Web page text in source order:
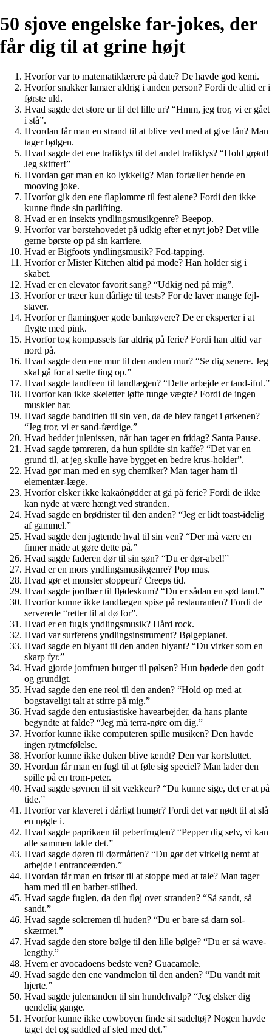
50 sjove engelske far-jokes, der
får dig til at grine højt
Hvorfor var to matematiklærere på date? De havde god kemi.
Hvorfor snakker lamaer aldrig i anden person? Fordi de altid er i
første uld.
Hvad sagde det store ur til det lille ur? “Hmm, jeg tror, vi er gået
i stå”.
Hvordan får man en strand til at blive ved med at give lån? Man
tager bølgen.
Hvad sagde det ene trafiklys til det andet trafiklys? “Hold grønt!
Jeg skifter!”
Hvordan gør man en ko lykkelig? Man fortæller hende en
mooving joke.
Hvorfor gik den ene flaplomme til fest alene? Fordi den ikke
kunne finde sin parlifting.
Hvad er en insekts yndlingsmusikgenre? Beepop.
Hvorfor var børstehovedet på udkig efter et nyt job? Det ville
gerne børste op på sin karriere.
Hvad er Bigfoots yndlingsmusik? Fod-tapping.
Hvorfor er Mister Kitchen altid på mode? Han holder sig i
skabet.
Hvad er en elevator favorit sang? “Udkig ned på mig”.
Hvorfor er træer kun dårlige til tests? For de laver mange fejl-
staver.
Hvorfor er flamingoer gode bankrøvere? De er eksperter i at
flygte med pink.
Hvorfor tog kompassets far aldrig på ferie? Fordi han altid var
nord på.
Hvad sagde den ene mur til den anden mur? “Se dig senere. Jeg
skal gå for at sætte ting op.”
Hvad sagde tandfeen til tandlægen? “Dette arbejde er tand-iful.”
Hvorfor kan ikke skeletter løfte tunge vægte? Fordi de ingen
muskler har.
Hvad sagde banditten til sin ven, da de blev fanget i ørkenen?
“Jeg tror, vi er sand-færdige.”
Hvad hedder julenissen, når han tager en fridag? Santa Pause.
Hvad sagde tømreren, da hun spildte sin kaffe? “Det var en
grund til, at jeg skulle have bygget en bedre krus-holder”.
Hvad gør man med en syg chemiker? Man tager ham til
elementær-læge.
Hvorfor elsker ikke kakaónødder at gå på ferie? Fordi de ikke
kan nyde at være hængt ved stranden.
Hvad sagde en brødrister til den anden? “Jeg er lidt toast-idelig
af gammel.”
Hvad sagde den jagtende hval til sin ven? “Der må være en
finner måde at gøre dette på.”
Hvad sagde faderen dør til sin søn? “Du er dør-abel!”
Hvad er en mors yndlingsmusikgenre? Pop mus.
Hvad gør et monster stoppeur? Creeps tid.
Hvad sagde jordbær til flødeskum? “Du er sådan en sød tand.”
Hvorfor kunne ikke tandlægen spise på restauranten? Fordi de
serverede “retter til at dø for”.
Hvad er en fugls yndlingsmusik? Hård rock.
Hvad var surferens yndlingsinstrument? Bølgepianet.
Hvad sagde en blyant til den anden blyant? “Du virker som en
skarp fyr.”
Hvad gjorde jomfruen burger til pølsen? Hun bødede den godt
og grundigt.
Hvad sagde den ene reol til den anden? “Hold op med at
bogstaveligt talt at stirre på mig.”
Hvad sagde den entusiastiske havearbejder, da hans plante
begyndte at falde? “Jeg må terra-nøre om dig.”
Hvorfor kunne ikke computeren spille musiken? Den havde
ingen rytmefølelse.
Hvorfor kunne ikke duken blive tændt? Den var kortsluttet.
Hvordan får man en fugl til at føle sig speciel? Man lader den
spille på en trom-peter.
Hvad sagde søvnen til sit vækkeur? “Du kunne sige, det er at på
tide.”
Hvorfor var klaveret i dårligt humør? Fordi det var nødt til at slå
en nøgle i.
Hvad sagde paprikaen til peberfrugten? “Pepper dig selv, vi kan
alle sammen takle det.”
Hvad sagde døren til dørmåtten? “Du gør det virkelig nemt at
arbejde i entranceærden.”
Hvordan får man en frisør til at stoppe med at tale? Man tager
ham med til en barber-stilhed.
Hvad sagde fuglen, da den fløj over stranden? “Så sandt, så
sandt.”
Hvad sagde solcremen til huden? “Du er bare så darn sol-
skærmet.”
Hvad sagde den store bølge til den lille bølge? “Du er så wave-
lengthy.”
Hvem er avocadoens bedste ven? Guacamole.
Hvad sagde den ene vandmelon til den anden? “Du vandt mit
hjerte.”
Hvad sagde julemanden til sin hundehvalp? “Jeg elsker dig
uendelig gange.
Hvorfor kunne ikke cowboyen finde sit sadeltøj? Nogen havde
taget det og saddled af sted med det.”